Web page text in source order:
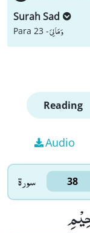
Surah Sad
Para 23 -وَ مَا لِیَ
Reading
Audio
سورۃ 38